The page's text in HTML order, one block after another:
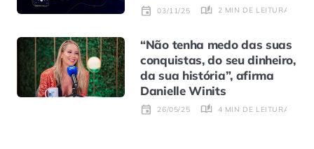
03/11/25 2 MIN DE LEITURA
“Não tenha medo das suas
conquistas, do seu dinheiro,
da sua história”, afirma
Danielle Winits
26/05/25 4 MIN DE LEITURA